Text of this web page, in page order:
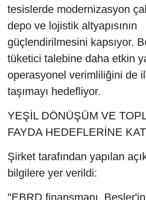
tesislerde modernizasyon
depo ve lojistik altyapısının
güçlendirilmesini kapsıyor.
tüketici talebine daha etkin
operasyonel verimliliğini de
taşımayı hedefliyor.
YEŞİL DÖNÜŞÜM VE
FAYDA HEDEFLERİNE
Şirket tarafından yapılan
bilgilere yer verildi:
"EBRD finansmanı,